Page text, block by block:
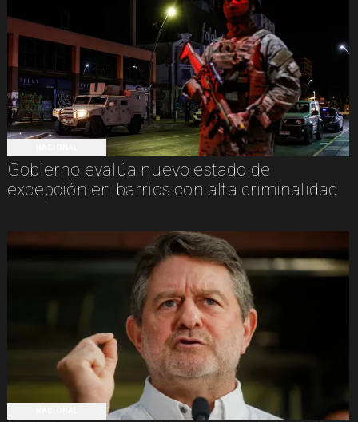
Gobierno evalúa nuevo estado de
excepción en barrios con alta criminalidad